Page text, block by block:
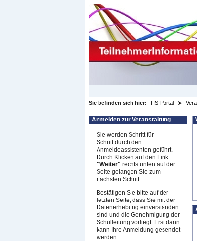
Sie befinden sich hier: TIS-Portal
Anmelden zur Veranstaltung
Sie werden Schritt für
Schritt durch den
Anmeldeassistenten geführt.
Durch Klicken auf den Link
"Weiter" rechts unten auf der
Seite gelangen Sie zum
nächsten Schritt.
Bestätigen Sie bitte auf der
letzten Seite, dass Sie mit der
Datenerhebung einverstanden
sind und die Genehmigung der
Schulleitung vorliegt. Erst dann
kann Ihre Anmeldung gesendet
werden.